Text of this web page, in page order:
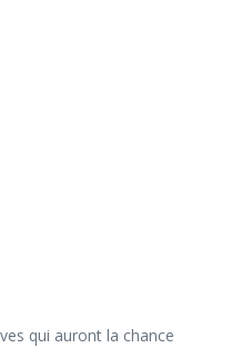
qui auront la chance